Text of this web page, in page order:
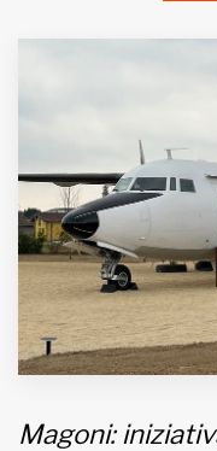
Iscriviti alla newsletter
www.viveremilano.info
Fondato e diretto da
Bernardis
EDB edizioni - Via Brivio
Imbonati, 89 20159
Informativa sulla privacy
Magoni: